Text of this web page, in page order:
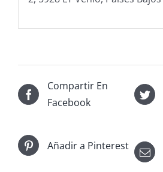
Compartir En
Facebook
Añadir a Pinterest